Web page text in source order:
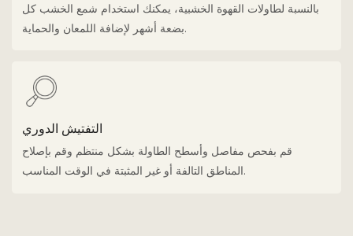
بالنسبة لطاولات القهوة الخشبية، يمكنك استخدام شمع الخشب كل
بضعة أشهر لإضافة اللمعان والحماية.
التفتيش الدوري
قم بفحص مفاصل وأسطح الطاولة بشكل منتظم وقم بإصلاح
المناطق التالفة أو غير المثبتة في الوقت المناسب.